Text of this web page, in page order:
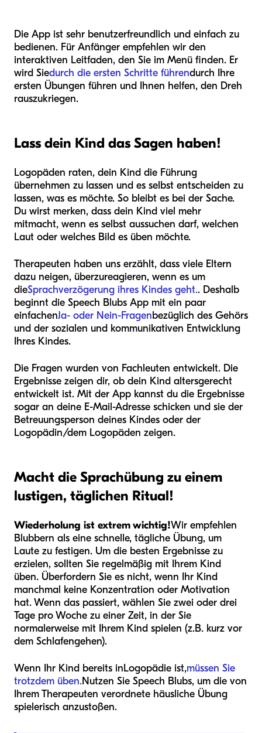
Die App ist sehr benutzerfreundlich und einfach zu
bedienen. Für Anfänger empfehlen wir den
interaktiven Leitfaden, den Sie im Menü finden. Er
wird Siedurch die ersten Schritte führendurch Ihre
ersten Übungen führen und Ihnen helfen, den Dreh
rauszukriegen.
Lass dein Kind das Sagen haben!
Logopäden raten, dein Kind die Führung
übernehmen zu lassen und es selbst entscheiden zu
lassen, was es möchte. So bleibt es bei der Sache.
Du wirst merken, dass dein Kind viel mehr
mitmacht, wenn es selbst aussuchen darf, welchen
Laut oder welches Bild es üben möchte.
Therapeuten haben uns erzählt, dass viele Eltern
dazu neigen, überzureagieren, wenn es um
dieSprachverzögerung ihres Kindes geht.. Deshalb
beginnt die Speech Blubs App mit ein paar
einfachenJa- oder Nein-Fragenbezüglich des Gehörs
und der sozialen und kommunikativen Entwicklung
Ihres Kindes.
Die Fragen wurden von Fachleuten entwickelt. Die
Ergebnisse zeigen dir, ob dein Kind altersgerecht
entwickelt ist. Mit der App kannst du die Ergebnisse
sogar an deine E-Mail-Adresse schicken und sie der
Betreuungsperson deines Kindes oder der
Logopädin/dem Logopäden zeigen.
Macht die Sprachübung zu einem
lustigen, täglichen Ritual!
Wiederholung ist extrem wichtig!Wir empfehlen
Blubbern als eine schnelle, tägliche Übung, um
Laute zu festigen. Um die besten Ergebnisse zu
erzielen, sollten Sie regelmäßig mit Ihrem Kind
üben. Überfordern Sie es nicht, wenn Ihr Kind
manchmal keine Konzentration oder Motivation
hat. Wenn das passiert, wählen Sie zwei oder drei
Tage pro Woche zu einer Zeit, in der Sie
normalerweise mit Ihrem Kind spielen (z.B. kurz vor
dem Schlafengehen).
Wenn Ihr Kind bereits inLogopädie ist,müssen Sie
trotzdem üben.Nutzen Sie Speech Blubs, um die von
Ihrem Therapeuten verordnete häusliche Übung
spielerisch anzustoßen.